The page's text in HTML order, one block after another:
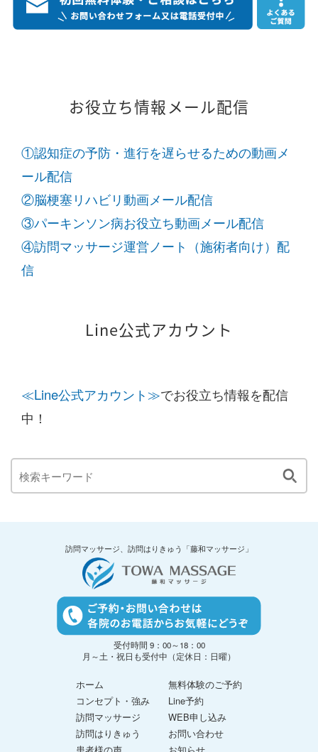
お役立ち情報メール配信
①認知症の予防・進行を遅らせるための動画メ
ール配信
②脳梗塞リハビリ動画メール配信
③パーキンソン病お役立ち動画メール配信
④訪問マッサージ運営ノート（施術者向け）配
信
Line公式アカウント
≪Line公式アカウント≫でお役立ち情報を配信
中！
訪問マッサージ、訪問はりきゅう「藤和マッサージ」
受付時間 9：00～18：00
月～土・祝日も受付中（定休日：日曜）
ホーム
コンセプト・強み
訪問マッサージ
訪問はりきゅう
無料体験のご予約
Line予約
WEB申し込み
お問い合わせ